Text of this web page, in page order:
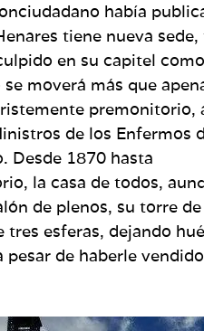
había
tiene nueva
en su capitel
moverá más que
premonitorio,
de los Enfermos
Desde 1870 hasta
la casa de todos,
de plenos, su torre
esferas, dejando
pesar de haberle